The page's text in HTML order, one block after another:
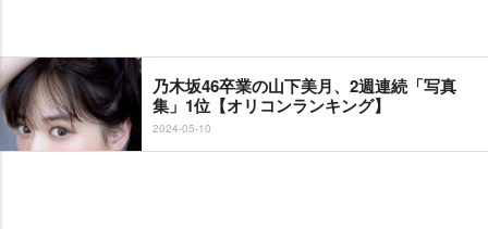
乃木坂46卒業の山下美月、2週連続「写真
集」1位【オリコンランキング】
2024-05-10